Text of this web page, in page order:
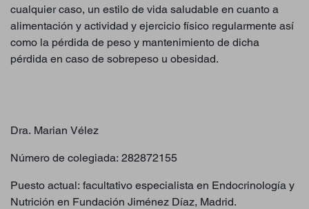
cualquier caso, un estilo de vida saludable en cuanto a
alimentación y actividad y ejercicio físico regularmente así
como la pérdida de peso y mantenimiento de dicha
pérdida en caso de sobrepeso u obesidad.
Dra. Marian Vélez
Número de colegiada: 282872155
Puesto actual: facultativo especialista en Endocrinología y
Nutrición en Fundación Jiménez Díaz, Madrid.